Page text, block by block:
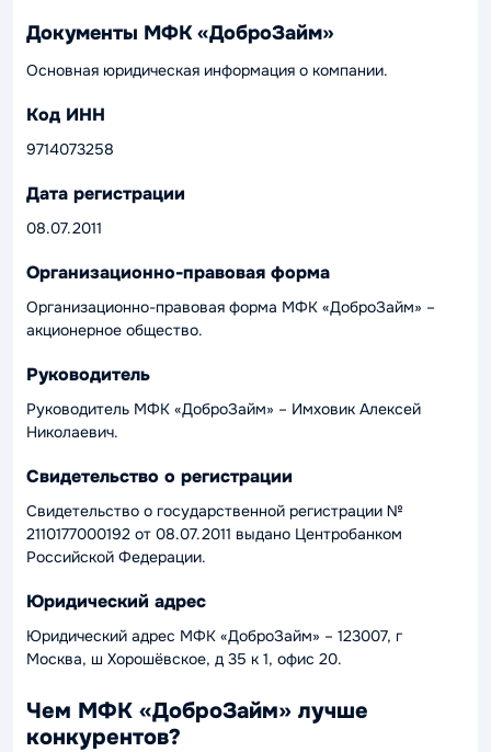
Документы МФК «ДоброЗайм»
Основная юридическая информация о компании.
Код ИНН
9714073258
Дата регистрации
08.07.2011
Организационно-правовая форма
Организационно-правовая форма МФК «ДоброЗайм» –
акционерное общество.
Руководитель
Руководитель МФК «ДоброЗайм» – Имховик Алексей
Николаевич.
Свидетельство о регистрации
Свидетельство о государственной регистрации №
2110177000192 от 08.07.2011 выдано Центробанком
Российской Федерации.
Юридический адрес
Юридический адрес МФК «ДоброЗайм» – 123007, г
Москва, ш Хорошёвское, д 35 к 1, офис 20.
Чем МФК «ДоброЗайм» лучше
конкурентов?